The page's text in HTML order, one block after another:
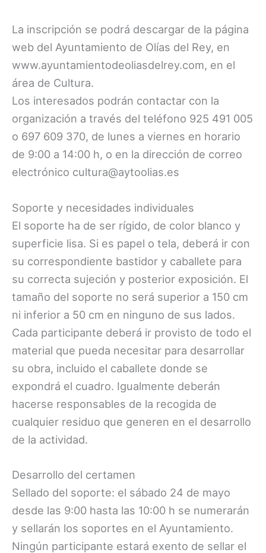
La inscripción se podrá descargar de la página
web del Ayuntamiento de Olías del Rey, en
www.ayuntamientodeoliasdelrey.com, en el
área de Cultura.
Los interesados podrán contactar con la
organización a través del teléfono 925 491 005
o 697 609 370, de lunes a viernes en horario
de 9:00 a 14:00 h, o en la dirección de correo
electrónico cultura@aytoolias.es
Soporte y necesidades individuales
El soporte ha de ser rígido, de color blanco y
superficie lisa. Si es papel o tela, deberá ir con
su correspondiente bastidor y caballete para
su correcta sujeción y posterior exposición. El
tamaño del soporte no será superior a 150 cm
ni inferior a 50 cm en ninguno de sus lados.
Cada participante deberá ir provisto de todo el
material que pueda necesitar para desarrollar
su obra, incluido el caballete donde se
expondrá el cuadro. Igualmente deberán
hacerse responsables de la recogida de
cualquier residuo que generen en el desarrollo
de la actividad.
Desarrollo del certamen
Sellado del soporte: el sábado 24 de mayo
desde las 9:00 hasta las 10:00 h se numerarán
y sellarán los soportes en el Ayuntamiento.
Ningún participante estará exento de sellar el